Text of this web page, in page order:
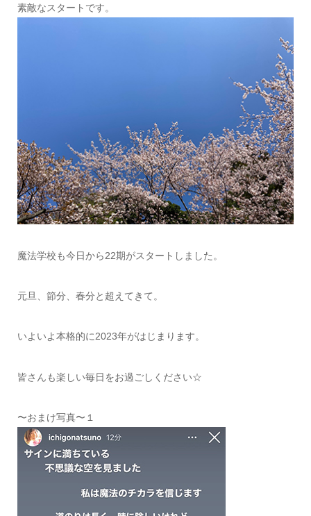
素敵なスタートです。
魔法学校も今日から22期がスタートしました。
元旦、節分、春分と超えてきて。
いよいよ本格的に2023年がはじまります。
皆さんも楽しい毎日をお過ごしください☆
〜おまけ写真〜１